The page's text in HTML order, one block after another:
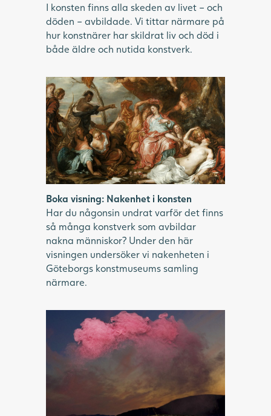
I konsten finns alla skeden av livet – och
döden – avbildade. Vi tittar närmare på
hur konstnärer har skildrat liv och död i
både äldre och nutida konstverk.
Boka visning: Nakenhet i konsten
Har du någonsin undrat varför det finns
så många konstverk som avbildar
nakna människor? Under den här
visningen undersöker vi nakenheten i
Göteborgs konstmuseums samling
närmare.
Vy av landskap med karga berg, himmel
som skiftar från organge till blå med
kraftigt rosa moln högst upp.